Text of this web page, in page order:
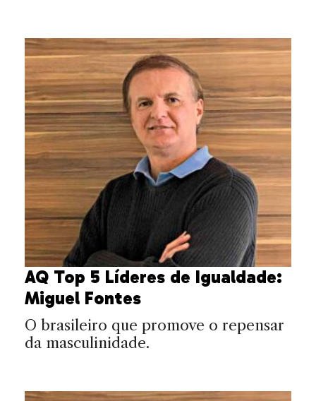
AQ Top 5 Líderes de Igualdade:
Miguel Fontes
O brasileiro que promove o repensar
da masculinidade.